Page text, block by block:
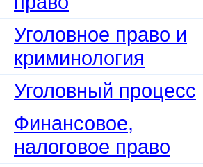
Уголовное право и
криминология
Уголовный процесс
Финансовое,
налоговое право